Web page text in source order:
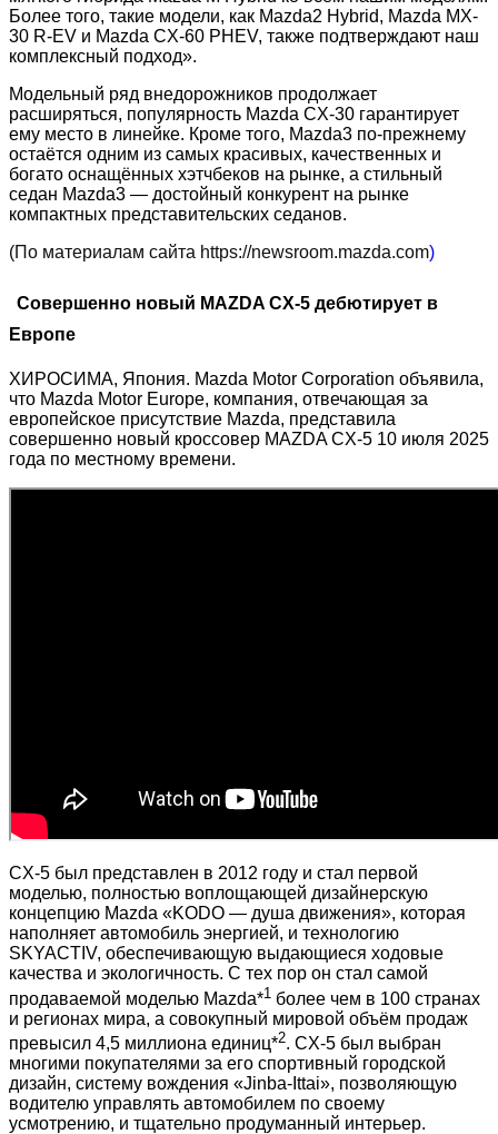
Более того, такие модели, как Mazda2 Hybrid, Mazda MX-
30 R-EV и Mazda CX-60 PHEV, также подтверждают наш
комплексный подход».
Модельный ряд внедорожников продолжает
расширяться, популярность Mazda CX-30 гарантирует
ему место в линейке. Кроме того, Mazda3 по-прежнему
остаётся одним из самых красивых, качественных и
богато оснащённых хэтчбеков на рынке, а стильный
седан Mazda3 — достойный конкурент на рынке
компактных представительских седанов.
(По материалам сайта https://newsroom.mazda.com)
Совершенно новый MAZDA CX-5 дебютирует в
Европе
ХИРОСИМА, Япония. Mazda Motor Corporation объявила,
что Mazda Motor Europe, компания, отвечающая за
европейское присутствие Mazda, представила
совершенно новый кроссовер MAZDA CX-5 10 июля 2025
года по местному времени.
CX-5 был представлен в 2012 году и стал первой
моделью, полностью воплощающей дизайнерскую
концепцию Mazda «KODO — душа движения», которая
наполняет автомобиль энергией, и технологию
SKYACTIV, обеспечивающую выдающиеся ходовые
качества и экологичность. С тех пор он стал самой
продаваемой моделью Mazda*1 более чем в 100 странах
и регионах мира, а совокупный мировой объём продаж
превысил 4,5 миллиона единиц*2. CX-5 был выбран
многими покупателями за его спортивный городской
дизайн, систему вождения «Jinba-Ittai», позволяющую
водителю управлять автомобилем по своему
усмотрению, и тщательно продуманный интерьер.